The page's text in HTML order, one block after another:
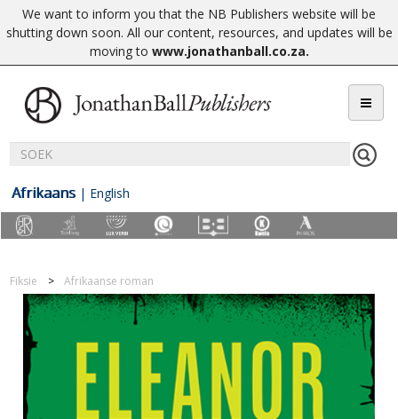
We want to inform you that the NB Publishers website will be
shutting down soon. All our content, resources, and updates will be
moving to www.jonathanball.co.za.
Afrikaans | English
Fiksie Afrikaanse roman